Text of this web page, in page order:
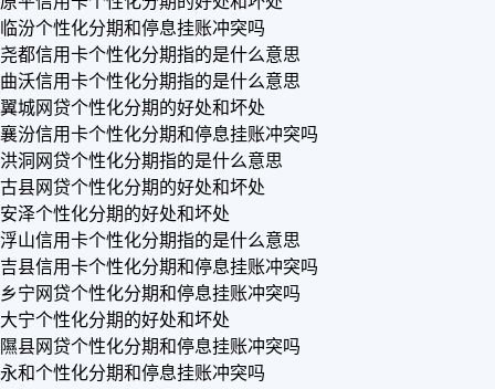
临汾个性化分期和停息挂账冲突吗
尧都信用卡个性化分期指的是什么意思
曲沃信用卡个性化分期指的是什么意思
翼城网贷个性化分期的好处和坏处
襄汾信用卡个性化分期和停息挂账冲突吗
洪洞网贷个性化分期指的是什么意思
古县网贷个性化分期的好处和坏处
安泽个性化分期的好处和坏处
浮山信用卡个性化分期指的是什么意思
吉县信用卡个性化分期和停息挂账冲突吗
乡宁网贷个性化分期和停息挂账冲突吗
大宁个性化分期的好处和坏处
隰县网贷个性化分期和停息挂账冲突吗
永和个性化分期和停息挂账冲突吗